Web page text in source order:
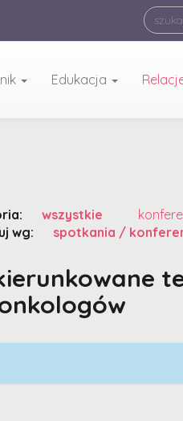
Edukacja
wszystkie
wg:
spotkania /